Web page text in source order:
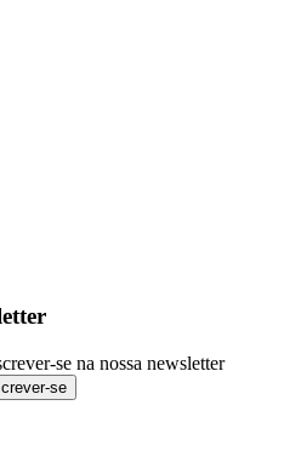
se na nossa newsletter
se